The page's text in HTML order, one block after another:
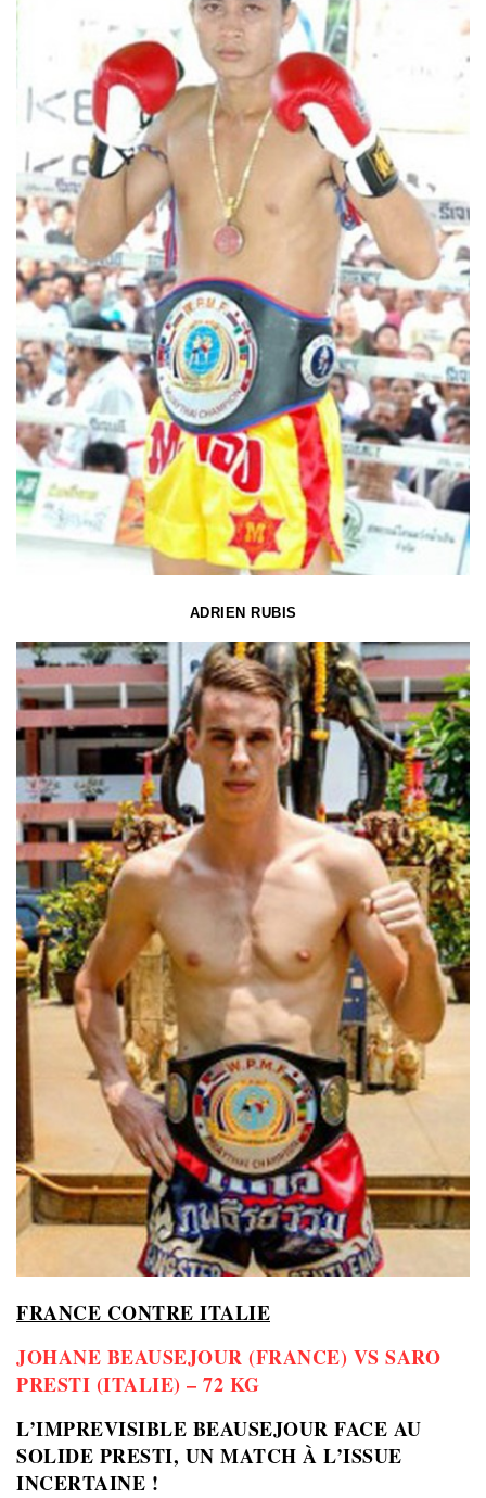
ADRIEN RUBIS
FRANCE CONTRE ITALIE
JOHANE BEAUSEJOUR (FRANCE) VS SARO
PRESTI (ITALIE) – 72 KG
L’IMPREVISIBLE BEAUSEJOUR FACE AU
SOLIDE PRESTI, UN MATCH À L’ISSUE
INCERTAINE !